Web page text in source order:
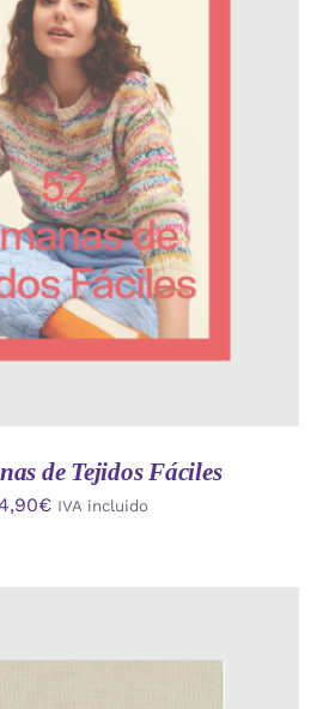
AL CARRITO
/
de Tejidos Fáciles
€ IVA incluido